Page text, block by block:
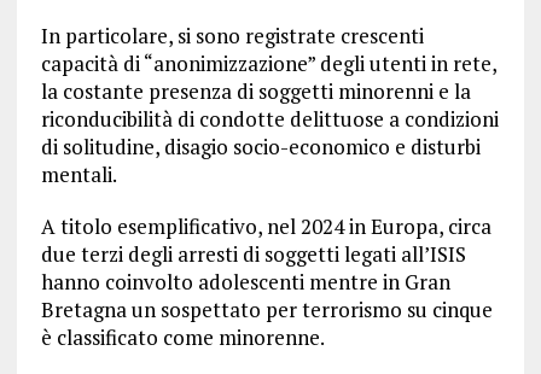
In particolare, si sono registrate crescenti
capacità di “anonimizzazione” degli utenti in rete,
la costante presenza di soggetti minorenni e la
riconducibilità di condotte delittuose a condizioni
di solitudine, disagio socio-economico e disturbi
mentali.
A titolo esemplificativo, nel 2024 in Europa, circa
due terzi degli arresti di soggetti legati all’ISIS
hanno coinvolto adolescenti mentre in Gran
Bretagna un sospettato per terrorismo su cinque
è classificato come minorenne.